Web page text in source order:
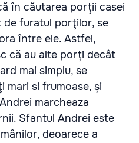
în căutarea porţii casei
de furatul porţilor, se
între ele. Astfel,
că au alte porţi decât
mai simplu, se
mari si frumoase, şi
marcheaza
Sfantul Andrei este
deoarece a